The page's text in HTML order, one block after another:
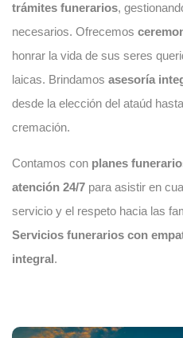
trámites funerarios,
necesarios. Ofrecemos
honrar la vida de sus seres
laicas. Brindamos asesoría
desde la elección del ataúd
cremación.
Contamos con planes
atención 24/7 para asistir en
servicio y el respeto hacia las
Servicios funerarios con
integral.